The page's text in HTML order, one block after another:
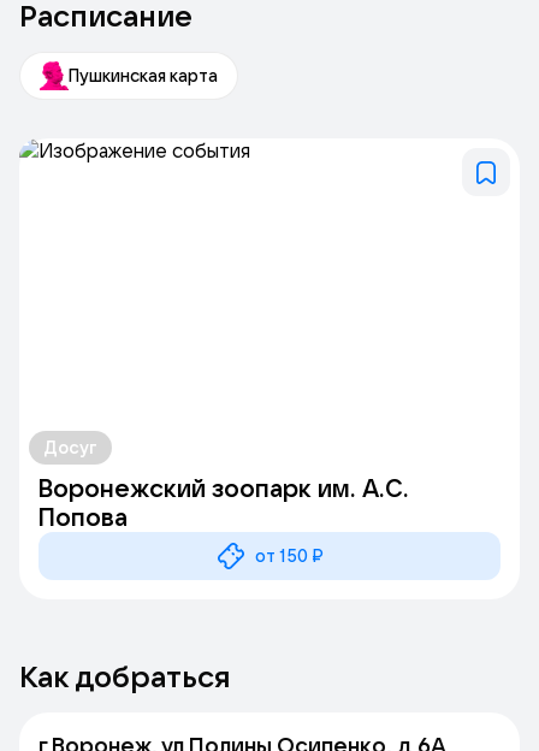
хищников «Псовые».
Современная коллекция зоопарка, в которой собраны
животные из разных уголков нашей планеты насчитывает
насладитесь общением с животным миром, но и интересно
и с пользой сможете провести свой досуг.
Расписание
Пушкинская карта
Досуг
Воронежский зоопарк им. А.С.
Попова
от 150 ₽
Как добраться
г Воронеж, ул Полины Осипенко, д 6А